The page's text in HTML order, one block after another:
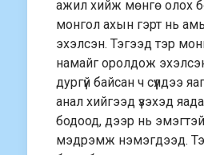
ажил хийж мөнгө олох
монгол ахын гэрт нь
эхэлсэн. Тэгээд тэр
намайг оролдож
дургүй байсан ч сүүлдээ
анал хийгээд үзэхэд
бодоод, дээр нь
мэдрэмж нэмэгдээд.